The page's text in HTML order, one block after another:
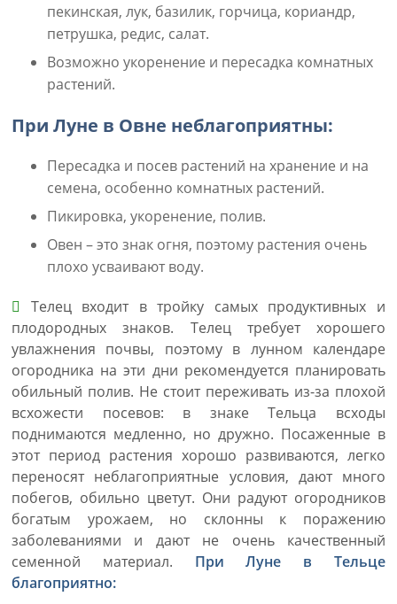
пекинская, лук, базилик, горчица, кориандр,
петрушка, редис, салат.
Возможно укоренение и пересадка комнатных
растений.
При Луне в Овне неблагоприятны:
Пересадка и посев растений на хранение и на
семена, особенно комнатных растений.
Пикировка, укоренение, полив.
Овен – это знак огня, поэтому растения очень
плохо усваивают воду.
Телец входит в тройку самых продуктивных и
плодородных знаков. Телец требует хорошего
увлажнения почвы, поэтому в лунном календаре
огородника на эти дни рекомендуется планировать
обильный полив. Не стоит переживать из-за плохой
всхожести посевов: в знаке Тельца всходы
поднимаются медленно, но дружно. Посаженные в
этот период растения хорошо развиваются, легко
переносят неблагоприятные условия, дают много
побегов, обильно цветут. Они радуют огородников
богатым урожаем, но склонны к поражению
заболеваниями и дают не очень качественный
семенной материал. При Луне в Тельце
благоприятно: